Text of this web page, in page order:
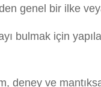
genel bir ilke
bulmak için
deney ve